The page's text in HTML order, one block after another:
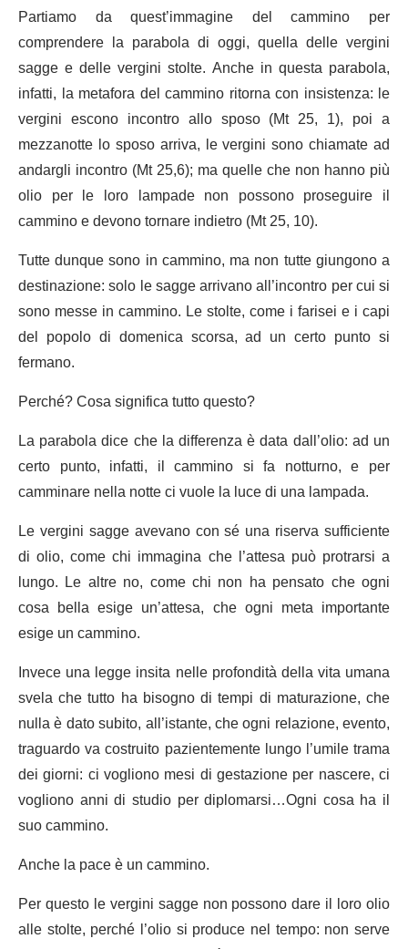
Partiamo da quest’immagine del cammino per
comprendere la parabola di oggi, quella delle vergini
sagge e delle vergini stolte. Anche in questa parabola,
infatti, la metafora del cammino ritorna con insistenza: le
vergini escono incontro allo sposo (Mt 25, 1), poi a
mezzanotte lo sposo arriva, le vergini sono chiamate ad
andargli incontro (Mt 25,6); ma quelle che non hanno più
olio per le loro lampade non possono proseguire il
cammino e devono tornare indietro (Mt 25, 10).
Tutte dunque sono in cammino, ma non tutte giungono a
destinazione: solo le sagge arrivano all’incontro per cui si
sono messe in cammino. Le stolte, come i farisei e i capi
del popolo di domenica scorsa, ad un certo punto si
fermano.
Perché? Cosa significa tutto questo?
La parabola dice che la differenza è data dall’olio: ad un
certo punto, infatti, il cammino si fa notturno, e per
camminare nella notte ci vuole la luce di una lampada.
Le vergini sagge avevano con sé una riserva sufficiente
di olio, come chi immagina che l’attesa può protrarsi a
lungo. Le altre no, come chi non ha pensato che ogni
cosa bella esige un’attesa, che ogni meta importante
esige un cammino.
Invece una legge insita nelle profondità della vita umana
svela che tutto ha bisogno di tempi di maturazione, che
nulla è dato subito, all’istante, che ogni relazione, evento,
traguardo va costruito pazientemente lungo l’umile trama
dei giorni: ci vogliono mesi di gestazione per nascere, ci
vogliono anni di studio per diplomarsi…Ogni cosa ha il
suo cammino.
Anche la pace è un cammino.
Per questo le vergini sagge non possono dare il loro olio
alle stolte, perché l’olio si produce nel tempo: non serve